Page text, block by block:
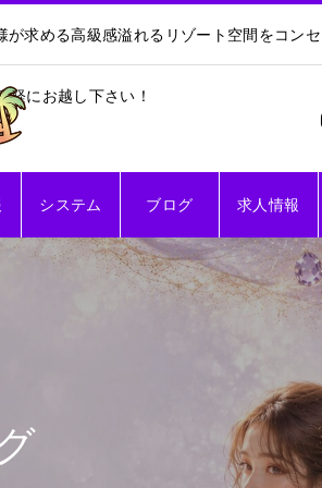
求める高級感溢れるリゾート空間をコン
軽にお越し下さい！
システム ブログ 求人情報